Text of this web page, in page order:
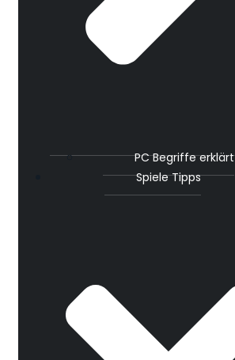
PC Begriffe erklärt
Spiele Tipps